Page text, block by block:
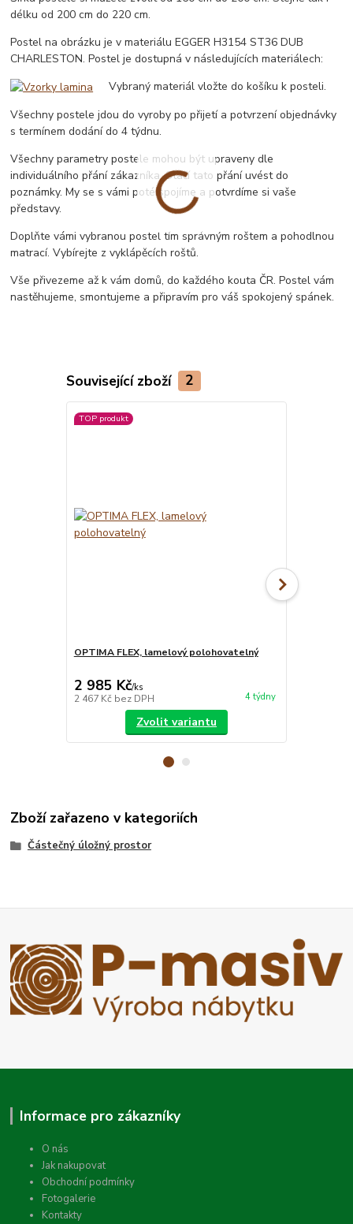
délku od 200 cm do 220 cm.
Postel na obrázku je v materiálu EGGER H3154 ST36 DUB
CHARLESTON. Postel je dostupná v následujících materiálech:
Vybraný materiál vložte do košíku k posteli.
Všechny postele jdou do vyroby po přijetí a potvrzení objednávky
s termínem dodání do 4 týdnu.
Všechny parametry postele mohou být upraveny dle
individuálního přání zákazníka. Stačí tato přání uvést do
poznámky. My se s vámi poté spojíme a potvrdíme si vaše
představy.
Doplňte vámi vybranou postel tím správným roštem a pohodlnou
matrací. Vybírejte z vyklápěcích roštů.
Vše přivezeme až k vám domů, do každého kouta ČR. Postel vám
nastěhujeme, smontujeme a připravím pro váš spokojený spánek.
Související zboží 2
TOP produkt
OPTIMA FLEX, lamelový polohovatelný
2 985 Kč/ks
2 467 Kč bez DPH 4 týdny
Zvolit variantu
Zboží zařazeno v kategoriích
Částečný úložný prostor
Informace pro zákazníky
O nás
Jak nakupovat
Obchodní podmínky
Fotogalerie
Kontakty